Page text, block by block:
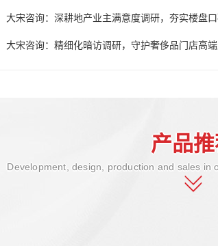
大宋咨询：深耕地产业主满意度调研，夯实楼盘
大宋咨询：精细化暗访调研，守护奢侈品门店高
产品
Development, design, production and sales in